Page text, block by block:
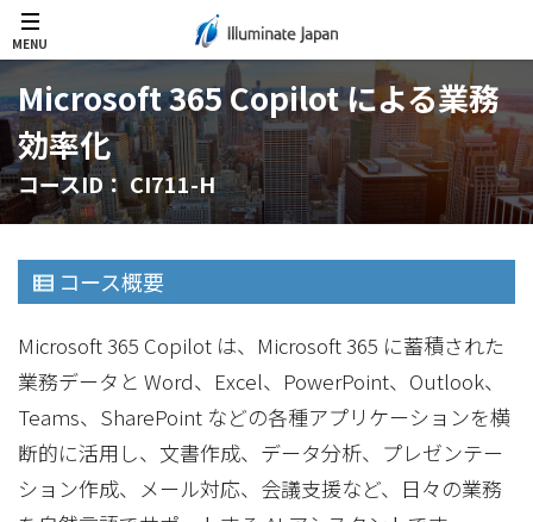
MENU
Microsoft 365 Copilot による業務
効率化
コースID： CI711-H
コース概要
Microsoft 365 Copilot は、Microsoft 365 に蓄積された
業務データと Word、Excel、PowerPoint、Outlook、
Teams、SharePoint などの各種アプリケーションを横
断的に活用し、文書作成、データ分析、プレゼンテー
ション作成、メール対応、会議支援など、日々の業務